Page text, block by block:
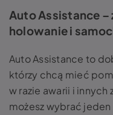
Auto Assistance
holowanie i
Auto Assistance to
którzy chcą mieć
w razie awarii i innych
możesz wybrać